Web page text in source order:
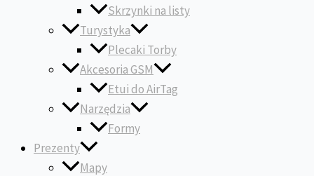
Skrzynki na listy
Turystyka
Plecaki Torby
Akcesoria GSM
Etui do AirTag
Narzędzia
Formy
Prezenty
Mapy